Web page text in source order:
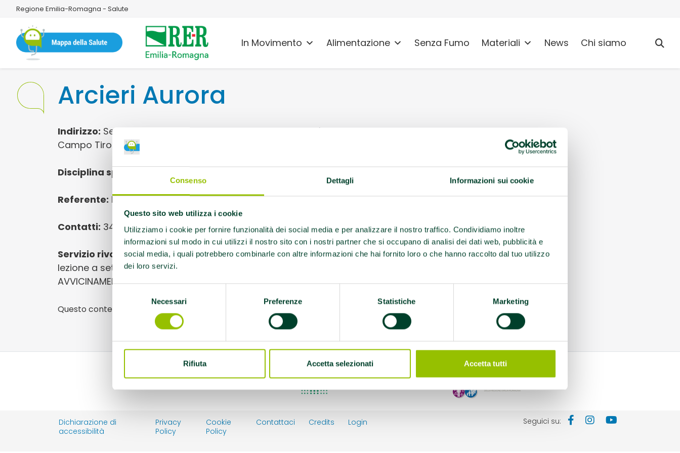
Consenso Dettagli Informazioni sui cookie
Questo sito web utilizza i cookie
Utilizziamo i cookie per fornire funzionalità dei social media e per analizzare il nostro traffico. Condividiamo inoltre
informazioni sul modo in cui utilizzi il nostro sito con i nostri partner che si occupano di analisi dei dati web, pubblicità e
social media, i quali potrebbero combinarle con altre informazioni che hai fornito loro o che hanno raccolto dal tuo utilizzo
dei loro servizi.
Necessari Preferenze Statistiche Marketing
Rifiuta Accetta selezionati Accetta tutti
Regione Emilia-Romagna - Salute
In Movimento Alimentazione Senza Fumo Materiali News Chi siamo
Arcieri Aurora
Indirizzo: Sede Legale: Stradone farnese, 2E - Sede attività:
Campo Tiro con l'arco, via Monte Lesima, PC Piacenza
Disciplina sportiva:
Referente: Formaleoni Silvia
Contatti: 3493793797 - arcieri.aurora@fastwebnet.it
Servizio rivolto a:Attività integrata con i normodotati di n. 1
lezione a settimana – COLLABORAZIONE CON IL CIP PER
AVVICINAMENTO ALLO SPORT
Questo contenuto si trova in
Dichiarazione di
accessibilità
Privacy
Policy
Cookie
Policy
Contattaci Credits Login Seguici su: